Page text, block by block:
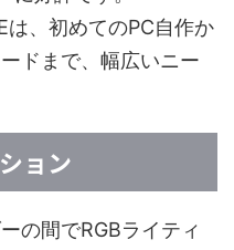
は、初めてのPC自作か
ドまで、幅広いニー
ョン
の間でRGBライティ